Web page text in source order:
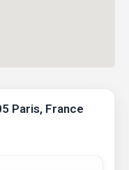
Paris, France